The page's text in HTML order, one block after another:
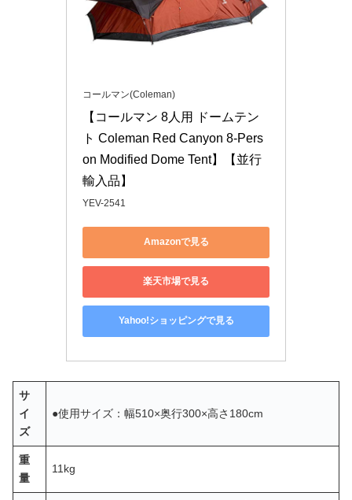
コールマン(Coleman)
【コールマン 8人用 ドームテン
ト Coleman Red Canyon 8-Pers
on Modified Dome Tent】【並行
輸入品】
YEV-2541
Amazonで見る
楽天市場で見る
Yahoo!ショッピングで見る
サ
イ
ズ
●使用サイズ：幅510×奥行300×高さ180cm
重
量
11kg